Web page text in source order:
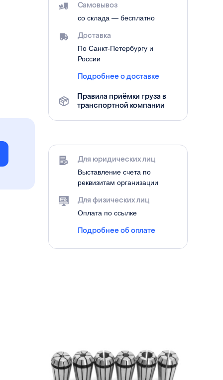
Самовывоз
со склада — бесплатно
Доставка
По Санкт-Петербургу и
России
Подробнее о доставке
Правила приёмки груза в
транспортной компании
Для юридических лиц
Выставление счета по
реквизитам организации
Для физических лиц
Оплата по ссылке
Подробнее об оплате